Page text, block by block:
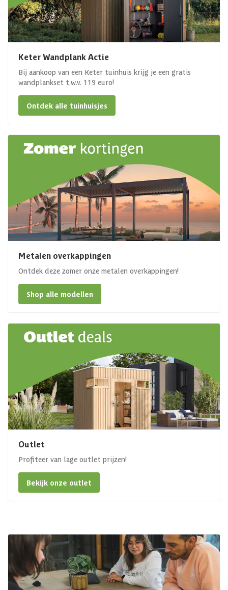
Keter Wandplank Actie
Bij aankoop van een Keter tuinhuis krijg je een gratis
wandplankset t.w.v. 119 euro!
Ontdek alle tuinhuisjes
Metalen overkappingen
Ontdek deze zomer onze metalen overkappingen!
Shop alle modellen
Outlet
Profiteer van lage outlet prijzen!
Bekijk onze outlet